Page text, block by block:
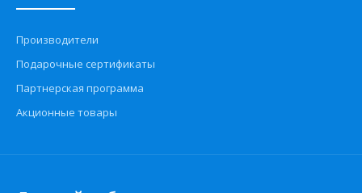
Производители
Подарочные сертификаты
Партнерская программа
Акционные товары